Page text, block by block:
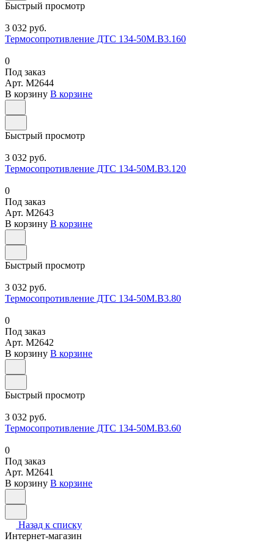
Быстрый просмотр
3 032 руб.
Термосопротивление ДТС 134-50М.В3.160
0
Под заказ
Арт. M2644
В корзину В корзине
Быстрый просмотр
3 032 руб.
Термосопротивление ДТС 134-50М.В3.120
0
Под заказ
Арт. M2643
В корзину В корзине
Быстрый просмотр
3 032 руб.
Термосопротивление ДТС 134-50М.В3.80
0
Под заказ
Арт. M2642
В корзину В корзине
Быстрый просмотр
3 032 руб.
Термосопротивление ДТС 134-50М.В3.60
0
Под заказ
Арт. M2641
В корзину В корзине
Назад к списку
Интернет-магазин